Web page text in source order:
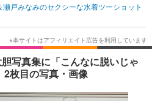
その他
韓国・芸能
スポーツ
グルメ
ショッピング
戸みなみのセクシーな水着ツーショット
写真集に「こんなに脱いじゃ
2枚目の写真・画像